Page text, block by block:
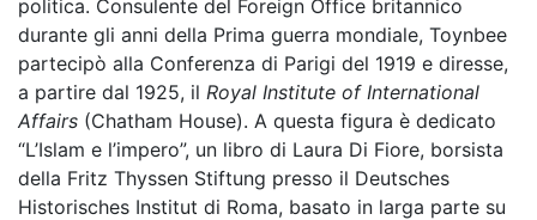
politica. Consulente del Foreign Office britannico
durante gli anni della Prima guerra mondiale, Toynbee
partecipò alla Conferenza di Parigi del 1919 e diresse,
a partire dal 1925, il Royal Institute of International
Affairs (Chatham House). A questa figura è dedicato
“L’Islam e l’impero”, un libro di Laura Di Fiore, borsista
della Fritz Thyssen Stiftung presso il Deutsches
Historisches Institut di Roma, basato in larga parte su